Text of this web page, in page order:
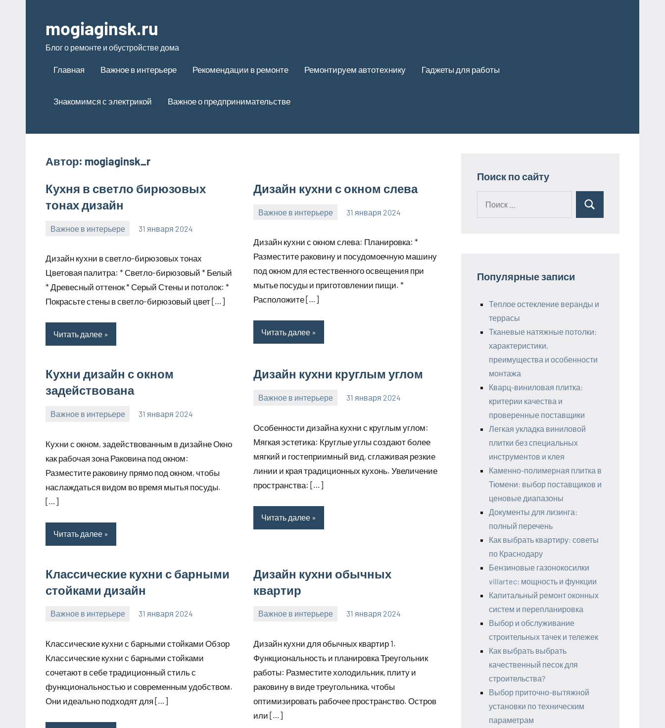
содержимому
mogiaginsk.ru
Блог о ремонте и обустройстве дома
Главная Важное в интерьере Рекомендации в ремонте Ремонтируем автотехнику Гаджеты для работы
Знакомимся с электрикой Важное о предпринимательстве
Автор: mogiaginsk_r
Кухня в светло бирюзовых
тонах дизайн
Важное в интерьере 31 января 2024
Дизайн кухни в светло-бирюзовых тонах
Цветовая палитра: * Светло-бирюзовый * Белый
* Древесный оттенок * Серый Стены и потолок: *
Покрасьте стены в светло-бирюзовый цвет […]
Читать далее
Дизайн кухни с окном слева
Важное в интерьере 31 января 2024
Дизайн кухни с окном слева: Планировка: *
Разместите раковину и посудомоечную машину
под окном для естественного освещения при
мытье посуды и приготовлении пищи. *
Расположите […]
Читать далее
Кухни дизайн с окном
задействована
Важное в интерьере 31 января 2024
Кухни с окном, задействованным в дизайне Окно
как рабочая зона Раковина под окном:
Разместите раковину прямо под окном, чтобы
наслаждаться видом во время мытья посуды.
[…]
Читать далее
Дизайн кухни круглым углом
Важное в интерьере 31 января 2024
Особенности дизайна кухни с круглым углом:
Мягкая эстетика: Круглые углы создают более
мягкий и гостеприимный вид, сглаживая резкие
линии и края традиционных кухонь. Увеличение
пространства: […]
Читать далее
Классические кухни с барными
стойками дизайн
Важное в интерьере 31 января 2024
Классические кухни с барными стойками Обзор
Классические кухни с барными стойками
сочетают в себе традиционный стиль с
функциональностью и современным удобством.
Они идеально подходят для […]
Дизайн кухни обычных
квартир
Важное в интерьере 31 января 2024
Дизайн кухни для обычных квартир 1.
Функциональность и планировка Треугольник
работы: Разместите холодильник, плиту и
раковину в виде треугольника, чтобы
оптимизировать рабочее пространство. Остров
или […]
Поиск по сайту
Поиск
Популярные записи
Теплое остекление веранды и
террасы
Тканевые натяжные потолки:
характеристики,
преимущества и особенности
монтажа
Кварц-виниловая плитка:
критерии качества и
проверенные поставщики
Легкая укладка виниловой
плитки без специальных
инструментов и клея
Каменно-полимерная плитка в
Тюмени: выбор поставщиков и
ценовые диапазоны
Документы для лизинга:
полный перечень
Как выбрать квартиру: советы
по Краснодару
Бензиновые газонокосилки
villartec: мощность и функции
Капитальный ремонт оконных
систем и перепланировка
Выбор и обслуживание
строительных тачек и тележек
Как выбрать выбрать
качественный песок для
строительства?
Выбор приточно-вытяжной
установки по техническим
параметрам